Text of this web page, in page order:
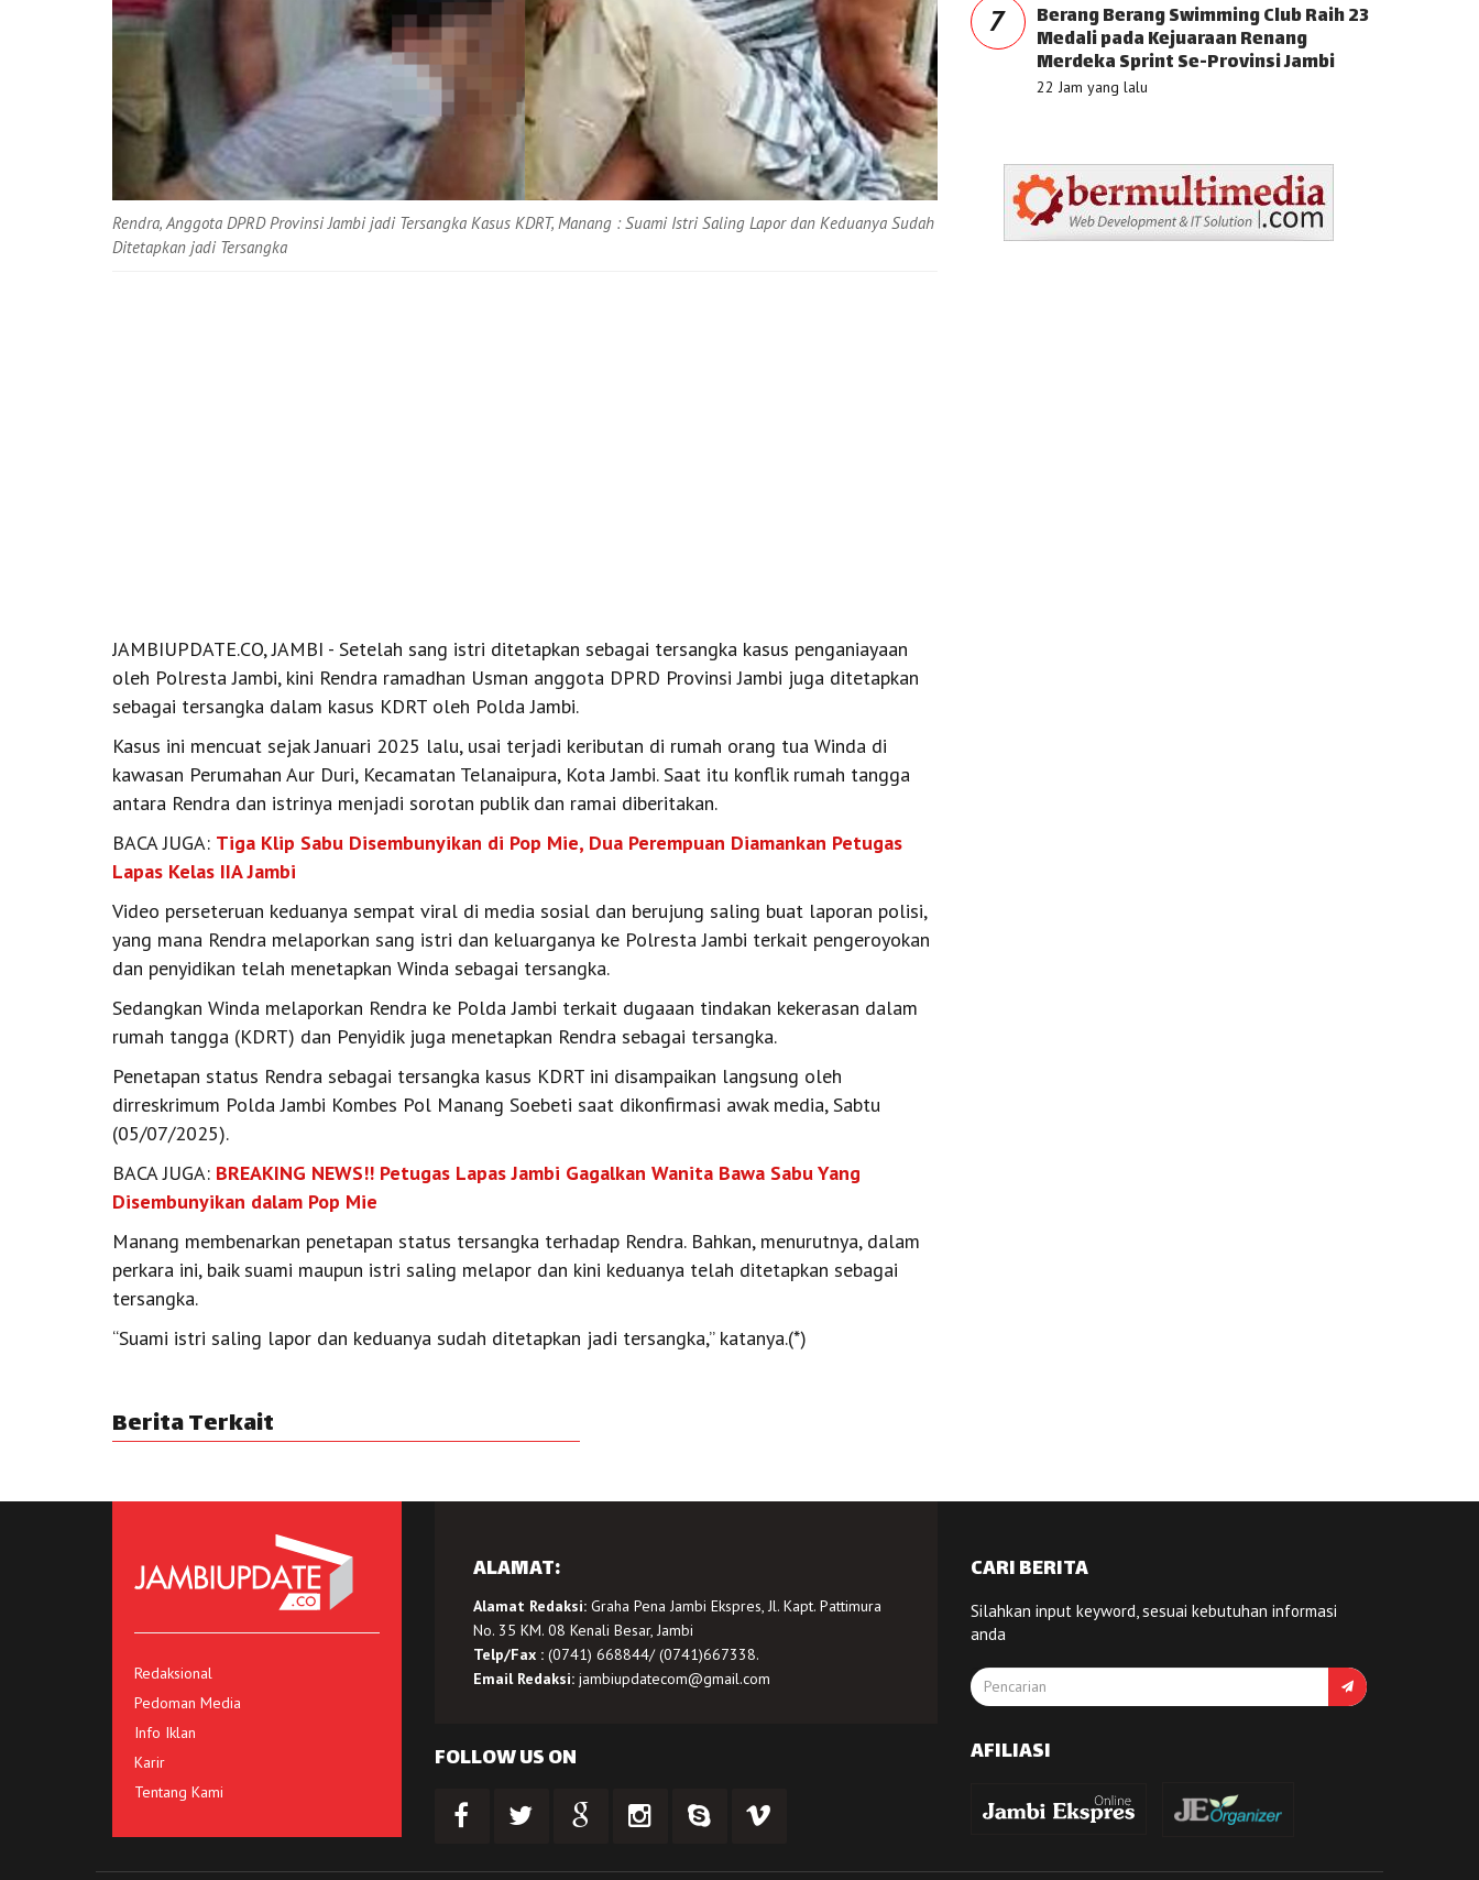
Rendra, Anggota DPRD Provinsi Jambi jadi Tersangka Kasus KDRT, Manang : Suami Istri Saling Lapor dan Keduanya Sudah
Ditetapkan jadi Tersangka
JAMBIUPDATE.CO, JAMBI - Setelah sang istri ditetapkan sebagai tersangka kasus penganiayaan
oleh Polresta Jambi, kini Rendra ramadhan Usman anggota DPRD Provinsi Jambi juga ditetapkan
sebagai tersangka dalam kasus KDRT oleh Polda Jambi.
Kasus ini mencuat sejak Januari 2025 lalu, usai terjadi keributan di rumah orang tua Winda di
kawasan Perumahan Aur Duri, Kecamatan Telanaipura, Kota Jambi. Saat itu konflik rumah tangga
antara Rendra dan istrinya menjadi sorotan publik dan ramai diberitakan.
BACA JUGA: Tiga Klip Sabu Disembunyikan di Pop Mie, Dua Perempuan Diamankan Petugas
Lapas Kelas IIA Jambi
Video perseteruan keduanya sempat viral di media sosial dan berujung saling buat laporan polisi,
yang mana Rendra melaporkan sang istri dan keluarganya ke Polresta Jambi terkait pengeroyokan
dan penyidikan telah menetapkan Winda sebagai tersangka.
Sedangkan Winda melaporkan Rendra ke Polda Jambi terkait dugaaan tindakan kekerasan dalam
rumah tangga (KDRT) dan Penyidik juga menetapkan Rendra sebagai tersangka.
Penetapan status Rendra sebagai tersangka kasus KDRT ini disampaikan langsung oleh
dirreskrimum Polda Jambi Kombes Pol Manang Soebeti saat dikonfirmasi awak media, Sabtu
(05/07/2025).
BACA JUGA: BREAKING NEWS!! Petugas Lapas Jambi Gagalkan Wanita Bawa Sabu Yang
Disembunyikan dalam Pop Mie
Manang membenarkan penetapan status tersangka terhadap Rendra. Bahkan, menurutnya, dalam
perkara ini, baik suami maupun istri saling melapor dan kini keduanya telah ditetapkan sebagai
tersangka.
“Suami istri saling lapor dan keduanya sudah ditetapkan jadi tersangka,” katanya.(*)
Berita Terkait
7 Berang Berang Swimming Club Raih 23
Medali pada Kejuaraan Renang
Merdeka Sprint Se-Provinsi Jambi
22 Jam yang lalu
Redaksional
Pedoman Media
Info Iklan
Karir
Tentang Kami
ALAMAT:
Alamat Redaksi:Graha Pena Jambi Ekspres, Jl. Kapt. Pattimura
No. 35 KM. 08 Kenali Besar, Jambi
Telp/Fax :(0741) 668844/ (0741)667338.
Email Redaksi: jambiupdatecom@gmail.com
FOLLOW US ON
CARI BERITA
Silahkan input keyword, sesuai kebutuhan informasi
anda
AFILIASI